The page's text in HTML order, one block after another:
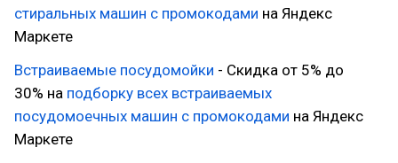
стиральных машин с промокодами на Яндекс
Маркете
Встраиваемые посудомойки - Скидка от 5% до
30% на подборку всех встраиваемых
посудомоечных машин с промокодами на Яндекс
Маркете